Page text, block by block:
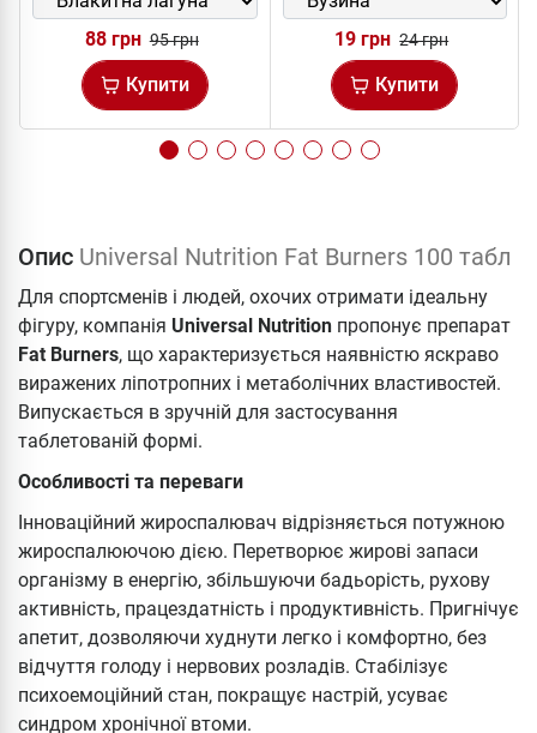
88 грн 95 грн
Купити
19 грн 24 грн
Купити
Опис Universal Nutrition Fat Burners 100 табл
Для спортсменів і людей, охочих отримати ідеальну
фігуру, компанія Universal Nutrition пропонує препарат
Fat Burners, що характеризується наявністю яскраво
виражених ліпотропних і метаболічних властивостей.
Випускається в зручній для застосування
таблетованій формі.
Особливості та переваги
Інноваційний жироспалювач відрізняється потужною
жироспалюючою дією. Перетворює жирові запаси
організму в енергію, збільшуючи бадьорість, рухову
активність, працездатність і продуктивність. Пригнічує
апетит, дозволяючи худнути легко і комфортно, без
відчуття голоду і нервових розладів. Стабілізує
психоемоційний стан, покращує настрій, усуває
синдром хронічної втоми.